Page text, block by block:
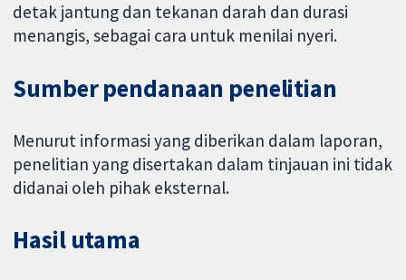
detak jantung dan tekanan darah dan durasi
menangis, sebagai cara untuk menilai nyeri.
Sumber pendanaan penelitian
Menurut informasi yang diberikan dalam laporan,
penelitian yang disertakan dalam tinjauan ini tidak
didanai oleh pihak eksternal.
Hasil utama